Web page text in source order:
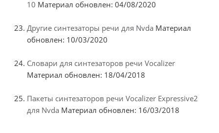
10 Материал обновлен: 04/08/2020
Другие синтезаторы речи для Nvda Материал
обновлен: 10/03/2020
Словари для синтезаторов речи Vocalizer
Материал обновлен: 18/04/2018
Пакеты синтезаторов речи Vocalizer Expressive2
для Nvda Материал обновлен: 16/03/2018